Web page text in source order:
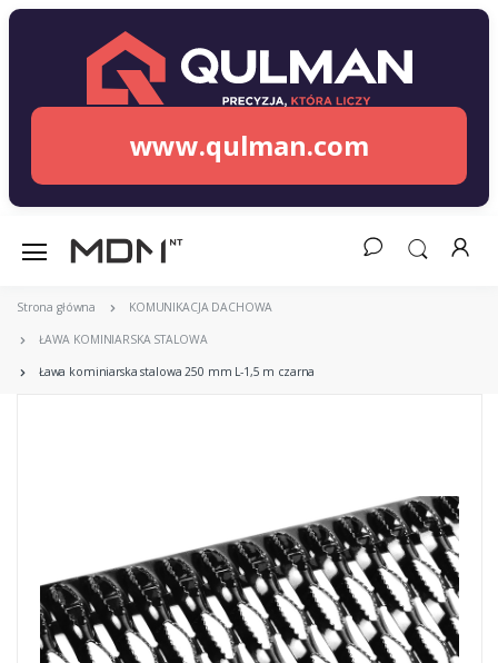
www.qulman.com
Strona główna KOMUNIKACJA DACHOWA
ŁAWA KOMINIARSKA STALOWA
Ława kominiarska stalowa 250 mm L-1,5 m czarna